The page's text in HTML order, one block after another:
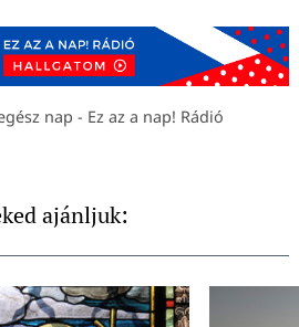
nap - Ez az a nap! Rádió
ajánljuk: